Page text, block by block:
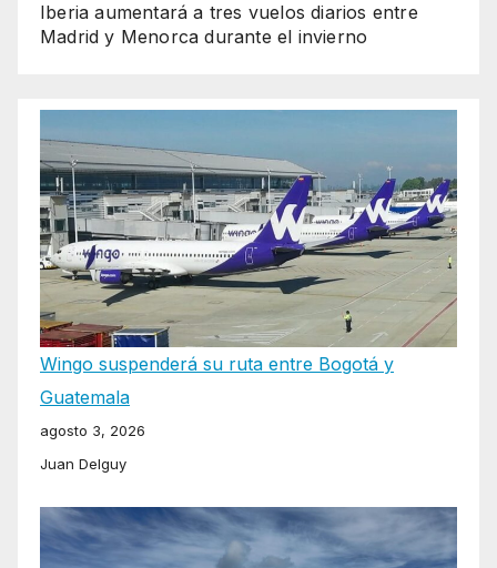
Iberia aumentará a tres vuelos diarios entre
Madrid y Menorca durante el invierno
Wingo suspenderá su ruta entre Bogotá y
Guatemala
agosto 3, 2026
Juan Delguy